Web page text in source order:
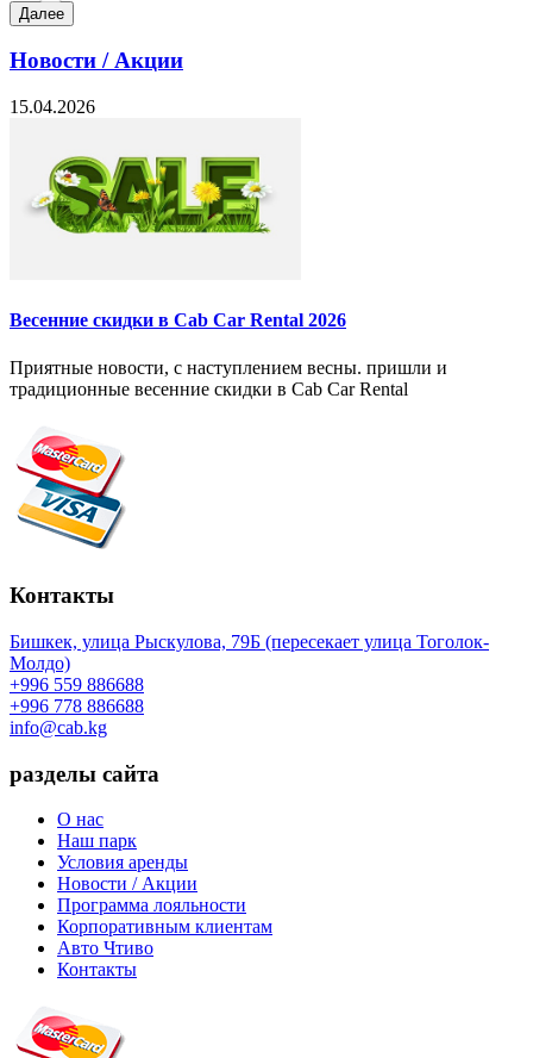
Далее
Новости / Акции
15.04.2026
Весенние скидки в Cab Car Rental 2026
Приятные новости, с наступлением весны. пришли и
традиционные весенние скидки в Cab Car Rental
Контакты
Бишкек, улица Рыскулова, 79Б (пересекает улица Тоголок-
Молдо)
+996 559 886688
+996 778 886688
info@cab.kg
разделы сайта
О нас
Наш парк
Условия аренды
Новости / Акции
Программа лояльности
Корпоративным клиентам
Авто Чтиво
Контакты